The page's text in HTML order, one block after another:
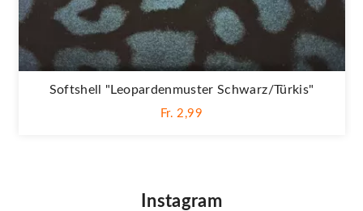
Softshell "Leopardenmuster Schwarz/türkis"
Fr. 2,99
Instagram